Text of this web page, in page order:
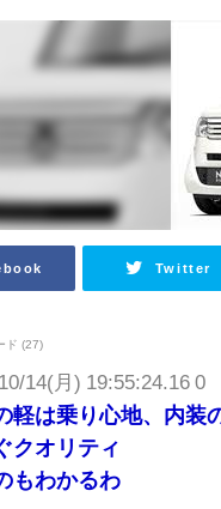
Twitter
14(月) 19:55:24.16 0
軽は乗り心地、内装
クオリティ
もわかるわ